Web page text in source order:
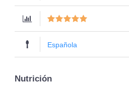
Española
Nutrición